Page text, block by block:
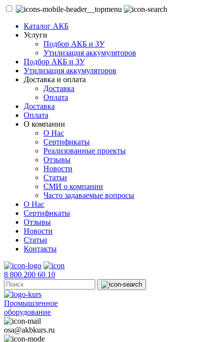
Каталог АКБ
Услуги
Подбор АКБ и ЗУ
Утилизация аккумуляторов
Подбор АКБ и ЗУ
Утилизация аккумуляторов
Доставка и оплата
Доставка
Оплата
Доставка
Оплата
О компании
О Нас
Сертификаты
Реализованные проекты
Отзывы
Новости
Статьи
СМИ о компании
Часто задаваемые вопросы
О Нас
Сертификаты
Отзывы
Новости
Статьи
Контакты
8 800 200 60 10
Промышленное
оборудование
osa@akbkurs.ru